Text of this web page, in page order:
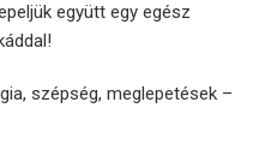
együtt egy egész
szépség, meglepetések –